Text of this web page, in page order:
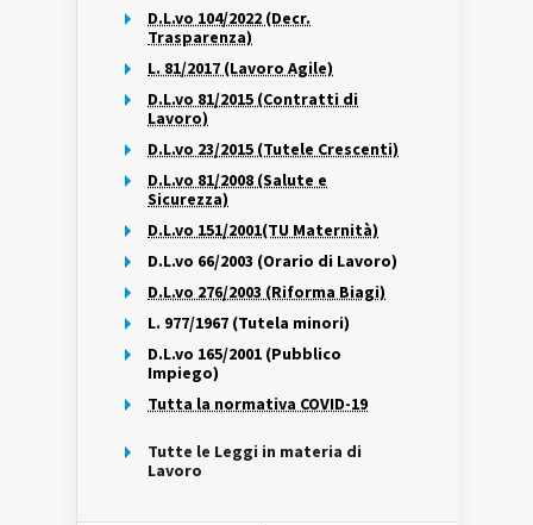
D.L.vo 104/2022 (Decr.
Trasparenza)
L. 81/2017 (Lavoro Agile)
D.L.vo 81/2015 (Contratti di
Lavoro)
D.L.vo 23/2015 (Tutele Crescenti)
D.L.vo 81/2008 (Salute e
Sicurezza)
D.L.vo 151/2001(TU Maternità)
D.L.vo 66/2003 (Orario di Lavoro)
D.L.vo 276/2003 (Riforma Biagi)
L. 977/1967 (Tutela minori)
D.L.vo 165/2001 (Pubblico
Impiego)
Tutta la normativa COVID-19
Tutte le Leggi in materia di
Lavoro